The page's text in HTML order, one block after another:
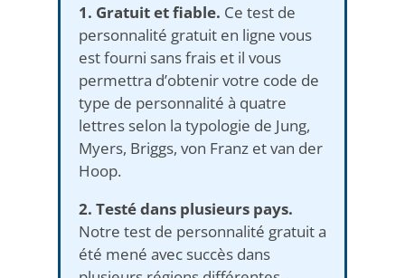
1. Gratuit et fiable. Ce test de
personnalité gratuit en ligne vous
est fourni sans frais et il vous
permettra d’obtenir votre code de
type de personnalité à quatre
lettres selon la typologie de Jung,
Myers, Briggs, von Franz et van der
Hoop.
2. Testé dans plusieurs pays.
Notre test de personnalité gratuit a
été mené avec succès dans